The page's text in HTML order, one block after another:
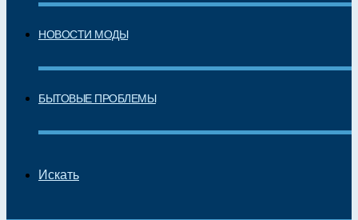
НОВОСТИ МОДЫ
БЫТОВЫЕ ПРОБЛЕМЫ
Искать